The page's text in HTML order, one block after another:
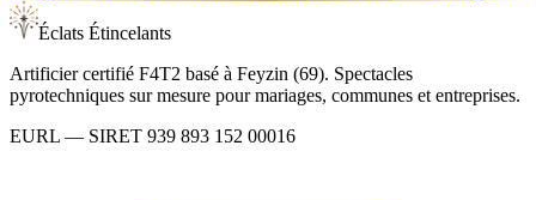
Éclats Étincelants
Artificier certifié F4T2 basé à Feyzin (69). Spectacles
pyrotechniques sur mesure pour mariages, communes et entreprises.
EURL — SIRET 939 893 152 00016